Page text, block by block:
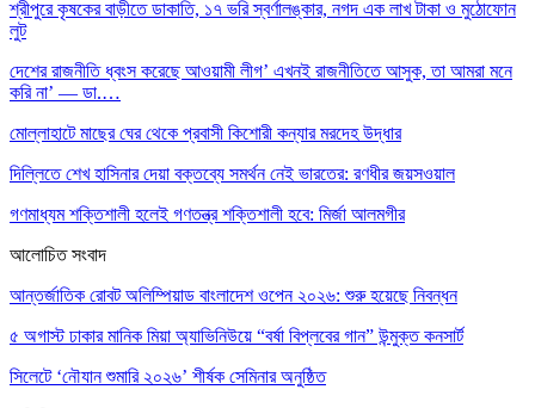
শ্রীপুরে কৃষকের বাড়ীতে ডাকাতি, ১৭ ভরি স্বর্ণালঙ্কার, নগদ এক লাখ টাকা ও মুঠোফোন
লুট
দেশের রাজনীতি ধ্বংস করেছে আওয়ামী লীগ’ এখনই রাজনীতিতে আসুক, তা আমরা মনে
করি না’ — ডা.…
মোল্লাহাটে মাছের ঘের থেকে প্রবাসী কিশোরী কন্যার মরদেহ উদ্ধার
দিল্লিতে শেখ হাসিনার দেয়া বক্তব্যে সমর্থন নেই ভারতের: রণধীর জয়সওয়াল
গণমাধ্যম শক্তিশালী হলেই গণতন্ত্র শক্তিশালী হবে: মির্জা আলমগীর
আলোচিত সংবাদ
আন্তর্জাতিক রোবট অলিম্পিয়াড বাংলাদেশ ওপেন ২০২৬: শুরু হয়েছে নিবন্ধন
৫ অগাস্ট ঢাকার মানিক মিয়া অ্যাভিনিউয়ে “বর্ষা বিপ্লবের গান” উন্মুক্ত কনসার্ট
সিলেটে ‘নৌযান শুমারি ২০২৬’ শীর্ষক সেমিনার অনুষ্ঠিত